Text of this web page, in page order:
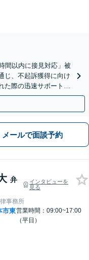
間以内に接見対応」被
じ、不起訴獲得に向け
た際の迅速サポート
】
メールで面談予約
弁
インタビューを
見る
事務所
市東営業時間：09:00~17:00
（平日）